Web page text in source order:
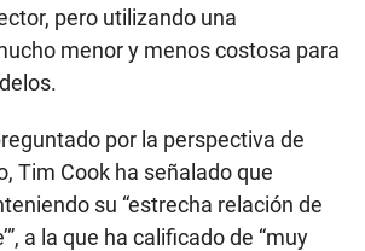
pero utilizando una
menor y menos costosa para
por la perspectiva de
Tim Cook ha señalado que
su “estrecha relación de
a la que ha calificado de “muy